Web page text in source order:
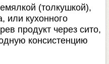
(толкушкой),
или кухонного
продукт через сито,
консистенцию